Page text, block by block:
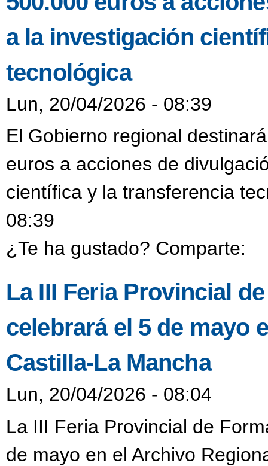
a la investigación
tecnológica
Lun, 20/04/2026 - 08:39
El Gobierno regional
euros a acciones de
científica y la transferencia
08:39
¿Te ha gustado? Comparte:
La III Feria Provincial
celebrará el 5 de mayo
Castilla-La Mancha
Lun, 20/04/2026 - 08:04
La III Feria Provincial de
de mayo en el Archivo